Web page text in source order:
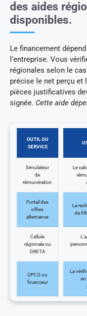
des aides
disponibles.
Le financement
l’entreprise. Vous
régionales selon le
précise le net perçu et
pièces justificatives
signée. Cette aide
OUTIL OU
SERVICE
Simulateur
de
rémunération
Le
Portail des
offres
alternance
La
de
Cellule
régionale ou
GRETA
OPCO ou
financeur
La
en